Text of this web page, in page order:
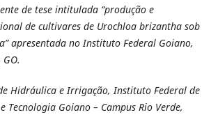
de tese intitulada “produção e
de cultivares de Urochloa brizantha sob
apresentada no Instituto Federal Goiano,
Hidráulica e Irrigação, Instituto Federal de
Tecnologia Goiano – Campus Rio Verde,